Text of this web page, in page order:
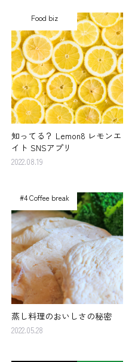
Food biz
知ってる？ Lemon8 レモンエ
イト SNSアプリ
2022.08.19
#4 Coffee break
蒸し料理のおいしさの秘密
2022.05.28